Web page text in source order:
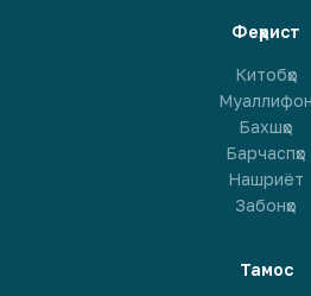
Феҳрист
Китобҳо
Муаллифон
Бахшҳо
Барчаспҳо
Нашриёт
Забонҳо
Тамос